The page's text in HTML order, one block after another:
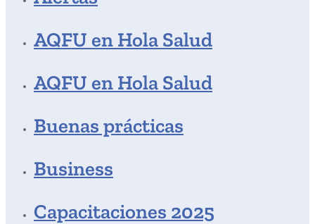
AQFU en Hola Salud
AQFU en Hola Salud
Buenas prácticas
Business
Capacitaciones 2025